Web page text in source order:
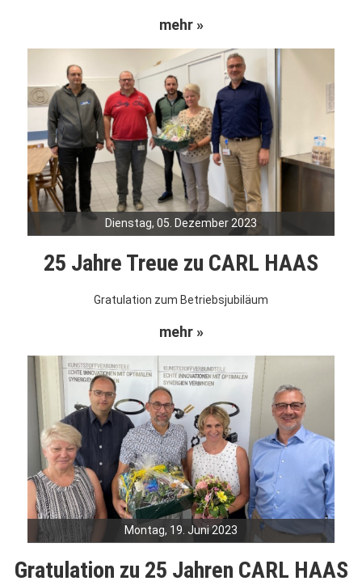
mehr »
Dienstag, 05. Dezember 2023
25 Jahre Treue zu CARL HAAS
Gratulation zum Betriebsjubiläum
mehr »
Montag, 19. Juni 2023
Gratulation zu 25 Jahren CARL HAAS